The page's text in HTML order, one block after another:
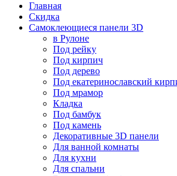
Главная
Скидка
Самоклеющиеся панели 3D
в Рулоне
Под рейку
Под кирпич
Под дерево
Под екатеринославский
Под мрамор
Кладка
Под бамбук
Под камень
Декоративные 3D панели
Для ванной комнаты
Для кухни
Для спальни